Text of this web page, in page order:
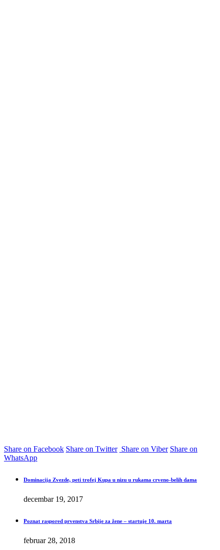
Share on Facebook Share on Twitter Share on Viber Share on
WhatsApp
Dominacija Zvezde, peti trofej Kupa u nizu u rukama crveno-belih dama
decembar 19, 2017
Poznat raspored prvenstva Srbije za žene – startuje 10. marta
februar 28, 2018